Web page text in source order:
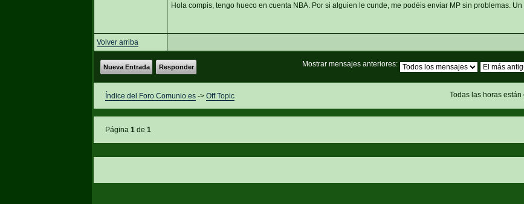
Hola compis, tengo hueco en cuenta NBA. Por si alguien le cunde, me podéis enviar MP sin problemas.
Volver arriba
Mostrar mensajes anteriores:
Nueva Entrada Responder
Todas las horas están
Índice del Foro Comunio.es-> Off Topic
Página 1de 1